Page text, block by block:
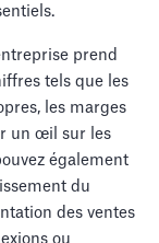
prend
tels que les
les marges
un œil sur les
également
du
des ventes
ou